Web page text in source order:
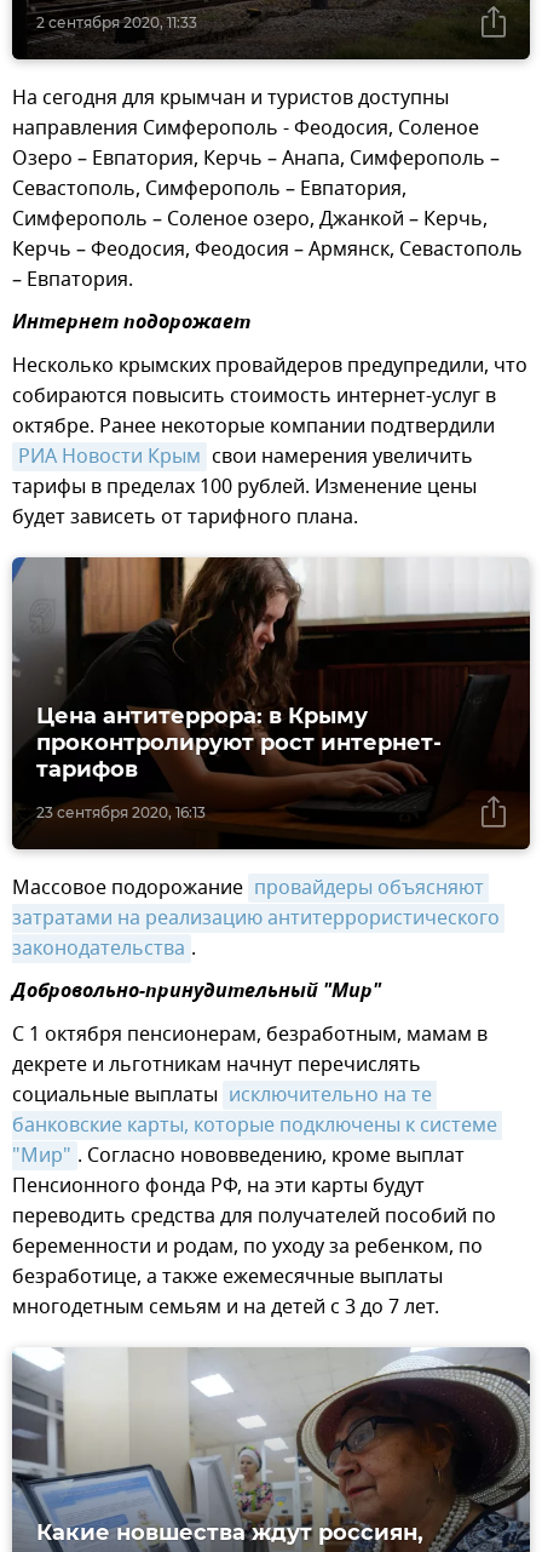
2 сентября 2020, 11:33
На сегодня для крымчан и туристов доступны
направления Симферополь - Феодосия, Соленое
Озеро – Евпатория, Керчь – Анапа, Симферополь –
Севастополь, Симферополь – Евпатория,
Симферополь – Соленое озеро, Джанкой – Керчь,
Керчь – Феодосия, Феодосия – Армянск, Севастополь
– Евпатория.
Интернет подорожает
Несколько крымских провайдеров предупредили, что
собираются повысить стоимость интернет-услуг в
октябре. Ранее некоторые компании подтвердили
РИА Новости Крым свои намерения увеличить
тарифы в пределах 100 рублей. Изменение цены
будет зависеть от тарифного плана.
23 сентября 2020, 16:13
Цена антитеррора: в Крыму
проконтролируют рост интернет-
тарифов
Массовое подорожание провайдеры объясняют
затратами на реализацию антитеррористического
законодательства .
Добровольно-принудительный "Мир"
С 1 октября пенсионерам, безработным, мамам в
декрете и льготникам начнут перечислять
социальные выплаты исключительно на те
банковские карты, которые подключены к системе
"Мир" . Согласно нововведению, кроме выплат
Пенсионного фонда РФ, на эти карты будут
переводить средства для получателей пособий по
беременности и родам, по уходу за ребенком, по
безработице, а также ежемесячные выплаты
многодетным семьям и на детей с 3 до 7 лет.
Какие новшества ждут россиян,